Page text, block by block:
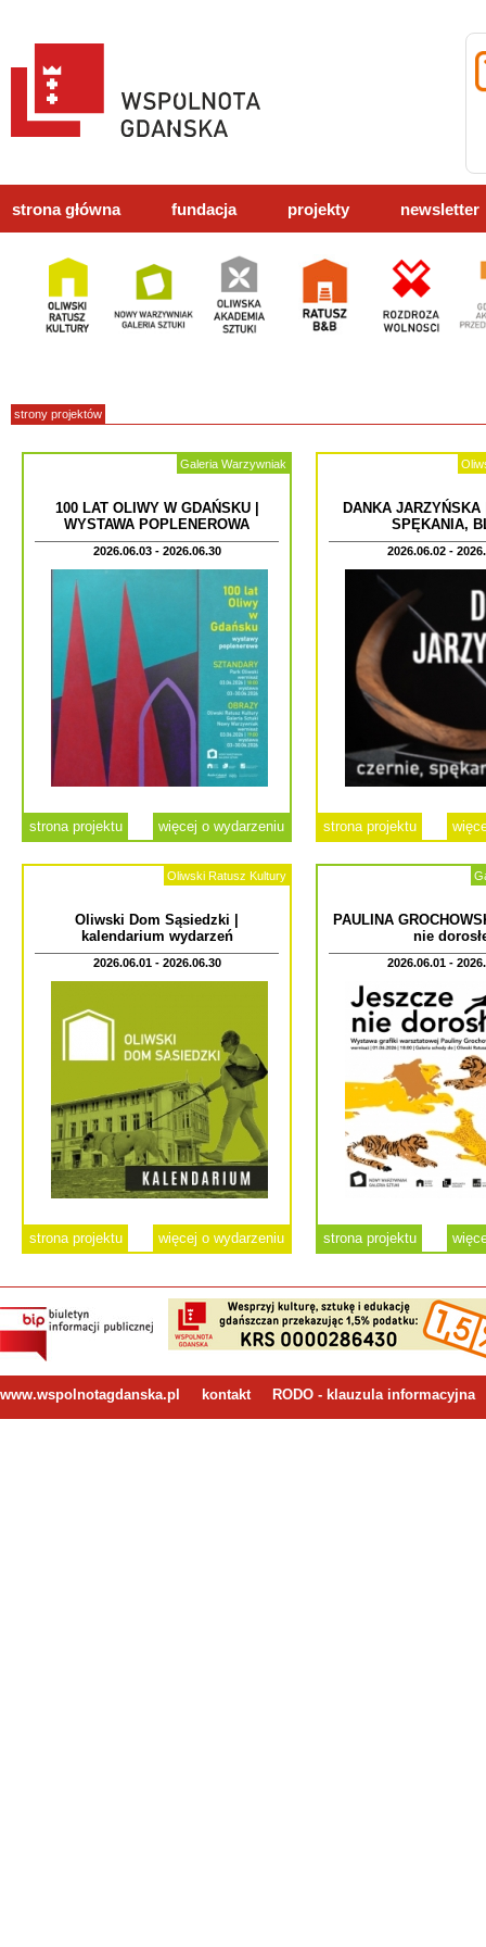
strona główna fundacja projekty newsletter
strony projektów
Galeria Warzywniak
100 LAT OLIWY W GDAŃSKU |
WYSTAWA POPLENEROWA
2026.06.03 - 2026.06.30
strona projektu więcej o wydarzeniu
DANKA JARZYŃSKA
SPĘKANIA,
2026.06.02 -
strona projektu
Oliwski Ratusz Kultury
Oliwski Dom Sąsiedzki |
kalendarium wydarzeń
2026.06.01 - 2026.06.30
strona projektu więcej o wydarzeniu
PAULINA
nie
2026.06.01 -
strona projektu
www.wspolnotagdanska.pl kontakt RODO - klauzula informacyjna